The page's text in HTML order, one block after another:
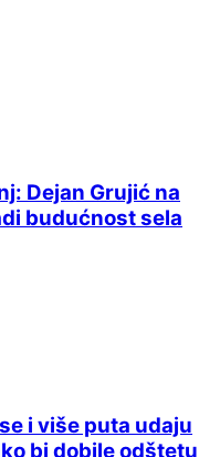
Dejan Grujić na
budućnost sela
i više puta udaju
bi dobile odštetu